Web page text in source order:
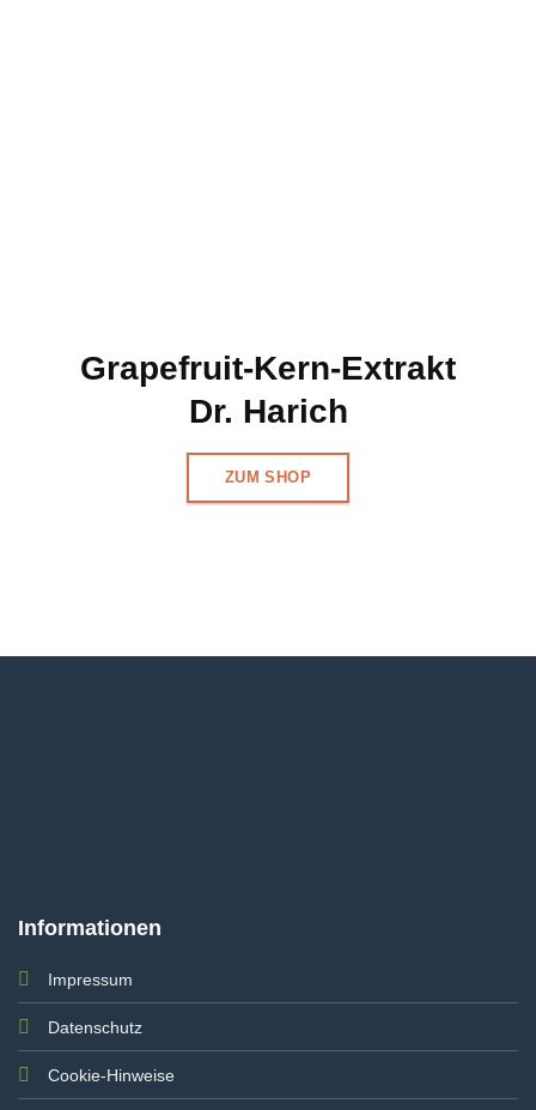
Grapefruit-Kern-Extrakt
Dr. Harich
ZUM SHOP
Informationen
Impressum
Datenschutz
Cookie-Hinweise